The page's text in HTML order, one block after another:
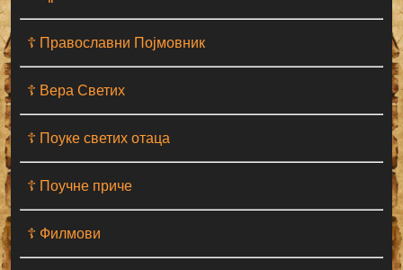
☦ Православни Појмовник
☦ Вера Светих
☦ Поуке светих отаца
☦ Поучне приче
☦ Филмови